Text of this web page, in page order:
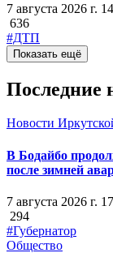
7 августа 2026 г.
636
#ДТП
Показать ещё
Последние
Новости
В Бодайбо
после зимней
7 августа 2026 г.
294
#Губернатор
Общество